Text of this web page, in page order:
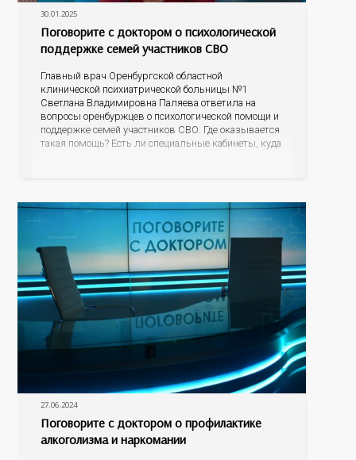
30.01.2025
Поговорите с доктором о психологической
поддержке семей участников СВО
Главный врач Оренбургской областной
клинической психиатрической больницы №1
Светлана Владимировна Паляева ответила на
вопросы оренбуржцев о психологической помощи и
поддержке семей участников СВО. Где оказывается
такая помощь? Есть ли специальные кабинеты, куда
27.06.2024
Поговорите с доктором о профилактике
алкоголизма и наркомании